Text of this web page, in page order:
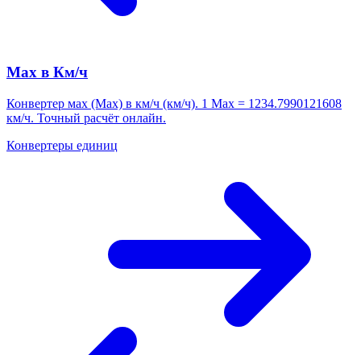
Мах в Км/ч
Конвертер мах (Мах) в км/ч (км/ч). 1 Мах = 1234.7990121608
км/ч. Точный расчёт онлайн.
Конвертеры единиц